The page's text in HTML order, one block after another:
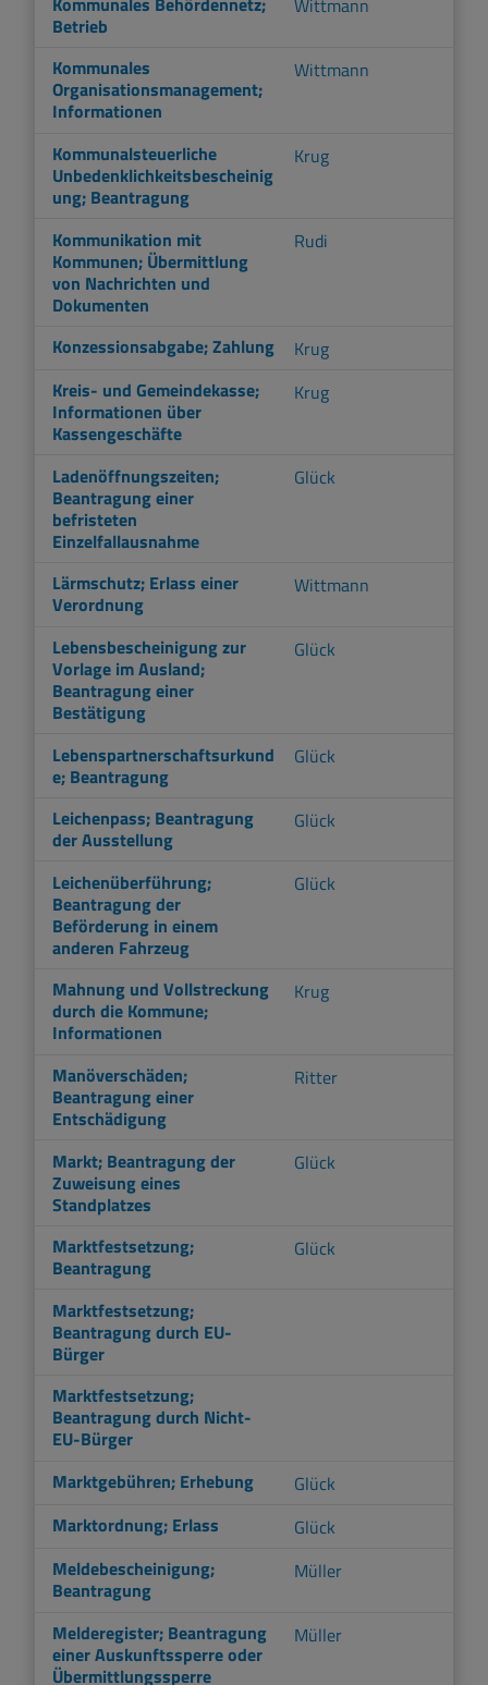
Betrieb
Wittmann
Kommunales
Organisationsmanagement;
Informationen
Wittmann
Kommunalsteuerliche
Unbedenklichkeitsbescheinig
ung; Beantragung
Krug
Kommunikation mit
Kommunen; Übermittlung
von Nachrichten und
Dokumenten
Rudi
Konzessionsabgabe; Zahlung
Krug
Kreis- und Gemeindekasse;
Informationen über
Kassengeschäfte
Krug
Ladenöffnungszeiten;
Beantragung einer
befristeten
Einzelfallausnahme
Glück
Lärmschutz; Erlass einer
Verordnung
Wittmann
Lebensbescheinigung zur
Vorlage im Ausland;
Beantragung einer
Bestätigung
Glück
Lebenspartnerschaftsurkund
e; Beantragung
Glück
Leichenpass; Beantragung
der Ausstellung
Glück
Leichenüberführung;
Beantragung der
Beförderung in einem
anderen Fahrzeug
Glück
Mahnung und Vollstreckung
durch die Kommune;
Informationen
Krug
Manöverschäden;
Beantragung einer
Entschädigung
Ritter
Markt; Beantragung der
Zuweisung eines
Standplatzes
Glück
Marktfestsetzung;
Beantragung
Glück
Marktfestsetzung;
Beantragung durch EU-
Bürger
Marktfestsetzung;
Beantragung durch Nicht-
EU-Bürger
Marktgebühren; Erhebung
Glück
Marktordnung; Erlass
Glück
Meldebescheinigung;
Beantragung
Müller
Melderegister; Beantragung
einer Auskunftssperre oder
Übermittlungssperre
Müller